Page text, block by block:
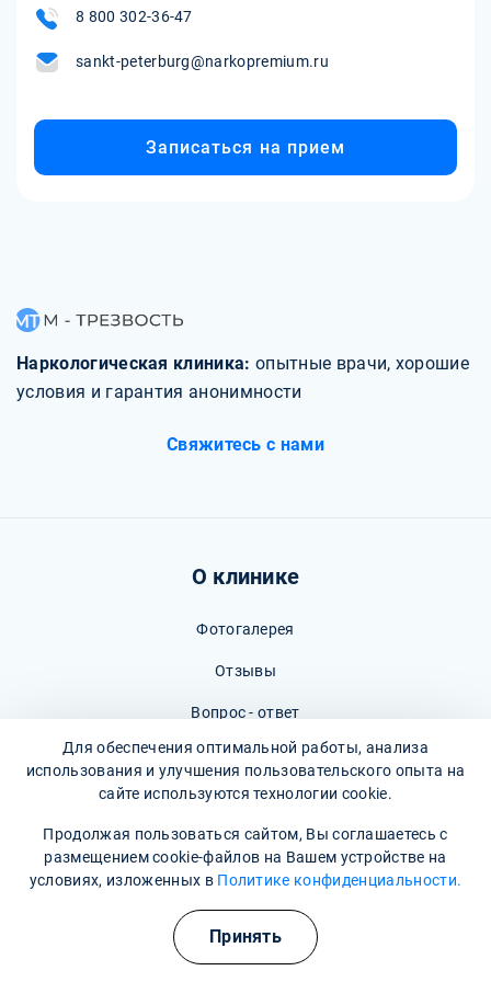
8 800 302-36-47
sankt-peterburg@narkopremium.ru
Записаться на прием
Наркологическая клиника: опытные врачи, хорошие
условия и гарантия анонимности
Свяжитесь с нами
О клинике
Фотогалерея
Отзывы
Вопрос - ответ
Карта сайта
Политика конфиденциальности
Пользовательское соглашение
Наши контакты
Полезные курсы
Для обеспечения оптимальной работы, анализа
использования и улучшения пользовательского опыта на
сайте используются технологии cookie.
Продолжая пользоваться сайтом, Вы соглашаетесь с
размещением cookie-файлов на Вашем устройстве на
условиях, изложенных в Политике конфиденциальности.
Принять